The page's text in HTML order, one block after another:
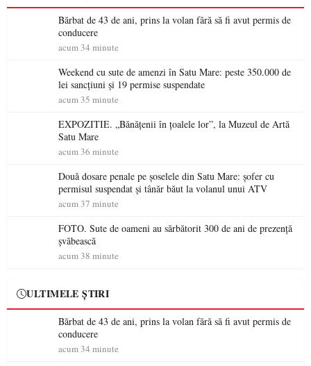
Bărbat de 43 de ani, prins la volan fără să fi avut permis de
conducere
acum 34 minute
Weekend cu sute de amenzi în Satu Mare: peste 350.000 de
lei sancțiuni și 19 permise suspendate
acum 35 minute
EXPOZITIE. „Bănățenii în țoalele lor”, la Muzeul de Artă
Satu Mare
acum 36 minute
Două dosare penale pe șoselele din Satu Mare: șofer cu
permisul suspendat și tânăr băut la volanul unui ATV
acum 37 minute
FOTO. Sute de oameni au sărbătorit 300 de ani de prezență
șvăbească
acum 38 minute
ULTIMELE ȘTIRI
Bărbat de 43 de ani, prins la volan fără să fi avut permis de
conducere
acum 34 minute